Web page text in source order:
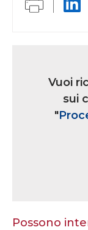
iscrizioneVuoi
sui
"
essere
Possono